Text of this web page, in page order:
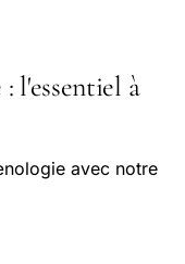
l'essentiel à
avec notre